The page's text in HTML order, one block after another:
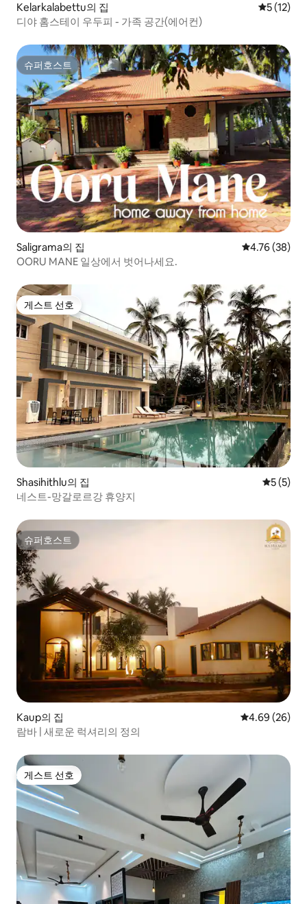
Kelarkalabettu의 집 평점 5점
5 (12)
디야 홈스테이 우두피 - 가족 공간(에어컨)
슈퍼호스트
슈퍼호스트
Saligrama의 집 평점 4.76점(5
4.76 (38)
OORU MANE 일상에서 벗어나세요.
게스트 선호
게스트 선호
Shasihithlu의 집 평점 5점
5 (5)
네스트-망갈로르강 휴양지
슈퍼호스트
슈퍼호스트
Kaup의 집 평점 4.69점(5
4.69 (26)
람바 | 새로운 럭셔리의 정의
게스트 선호
게스트 선호